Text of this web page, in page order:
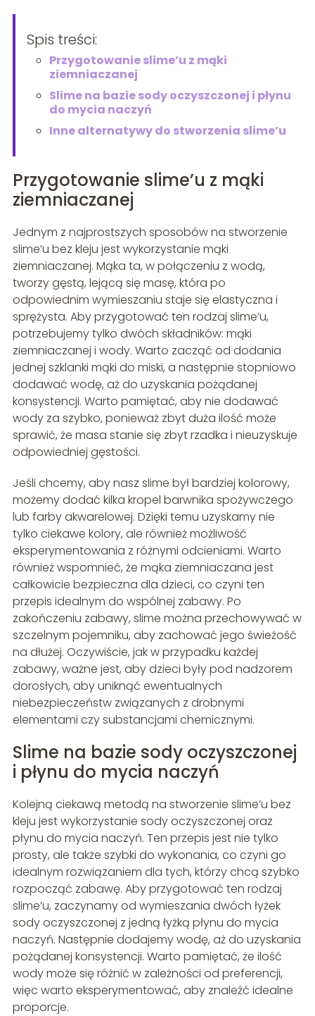
Spis treści:
Przygotowanie slime’u z mąki
ziemniaczanej
Slime na bazie sody oczyszczonej i płynu
do mycia naczyń
Inne alternatywy do stworzenia slime’u
Przygotowanie slime’u z mąki
ziemniaczanej
Jednym z najprostszych sposobów na stworzenie
slime’u bez kleju jest wykorzystanie mąki
ziemniaczanej. Mąka ta, w połączeniu z wodą,
tworzy gęstą, lejącą się masę, która po
odpowiednim wymieszaniu staje się elastyczna i
sprężysta. Aby przygotować ten rodzaj slime’u,
potrzebujemy tylko dwóch składników: mąki
ziemniaczanej i wody. Warto zacząć od dodania
jednej szklanki mąki do miski, a następnie stopniowo
dodawać wodę, aż do uzyskania pożądanej
konsystencji. Warto pamiętać, aby nie dodawać
wody za szybko, ponieważ zbyt duża ilość może
sprawić, że masa stanie się zbyt rzadka i nieuzyskuje
odpowiedniej gęstości.
Jeśli chcemy, aby nasz slime był bardziej kolorowy,
możemy dodać kilka kropel barwnika spożywczego
lub farby akwarelowej. Dzięki temu uzyskamy nie
tylko ciekawe kolory, ale również możliwość
eksperymentowania z różnymi odcieniami. Warto
również wspomnieć, że mąka ziemniaczana jest
całkowicie bezpieczna dla dzieci, co czyni ten
przepis idealnym do wspólnej zabawy. Po
zakończeniu zabawy, slime można przechowywać w
szczelnym pojemniku, aby zachować jego świeżość
na dłużej. Oczywiście, jak w przypadku każdej
zabawy, ważne jest, aby dzieci były pod nadzorem
dorosłych, aby uniknąć ewentualnych
niebezpieczeństw związanych z drobnymi
elementami czy substancjami chemicznymi.
Slime na bazie sody oczyszczonej
i płynu do mycia naczyń
Kolejną ciekawą metodą na stworzenie slime’u bez
kleju jest wykorzystanie sody oczyszczonej oraz
płynu do mycia naczyń. Ten przepis jest nie tylko
prosty, ale także szybki do wykonania, co czyni go
idealnym rozwiązaniem dla tych, którzy chcą szybko
rozpocząć zabawę. Aby przygotować ten rodzaj
slime’u, zaczynamy od wymieszania dwóch łyżek
sody oczyszczonej z jedną łyżką płynu do mycia
naczyń. Następnie dodajemy wodę, aż do uzyskania
pożądanej konsystencji. Warto pamiętać, że ilość
wody może się różnić w zależności od preferencji,
więc warto eksperymentować, aby znaleźć idealne
proporcje.